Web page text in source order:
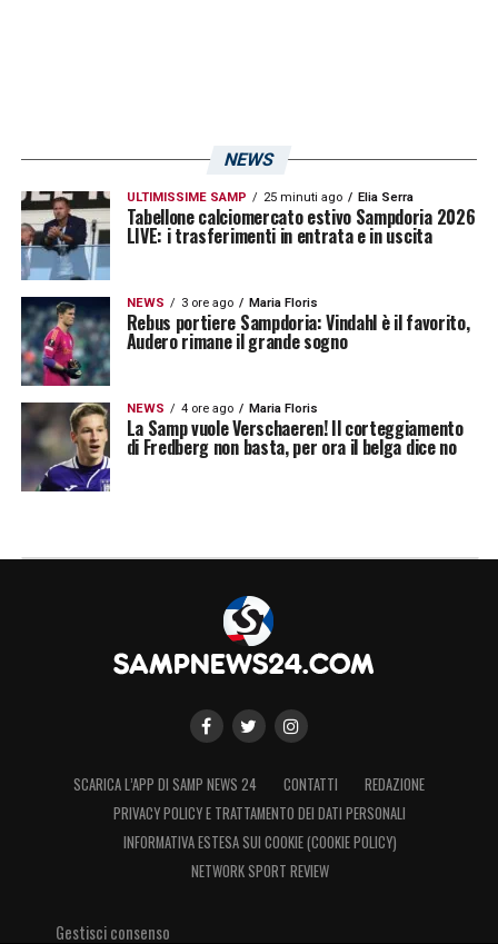
C’è anche Duvan
Zapata-gol, la Samp sbanca
l'”Olimpico”
NEWS
ULTIMISSIME SAMP 25 minuti ago Elia Serra
Tabellone calciomercato estivo Sampdoria 2026
LIVE: i trasferimenti in entrata e in uscita
NEWS 3 ore ago Maria Floris
Rebus portiere Sampdoria: Vindahl è il favorito,
Audero rimane il grande sogno
NEWS 4 ore ago Maria Floris
La Samp vuole Verschaeren! Il corteggiamento
di Fredberg non basta, per ora il belga dice no
SCARICA L’APP DI SAMP NEWS 24 CONTATTI
REDAZIONE
PRIVACY POLICY E TRATTAMENTO DEI DATI PERSONALI
INFORMATIVA ESTESA SUI COOKIE (COOKIE POLICY)
NETWORK SPORT REVIEW
Gestisci consenso